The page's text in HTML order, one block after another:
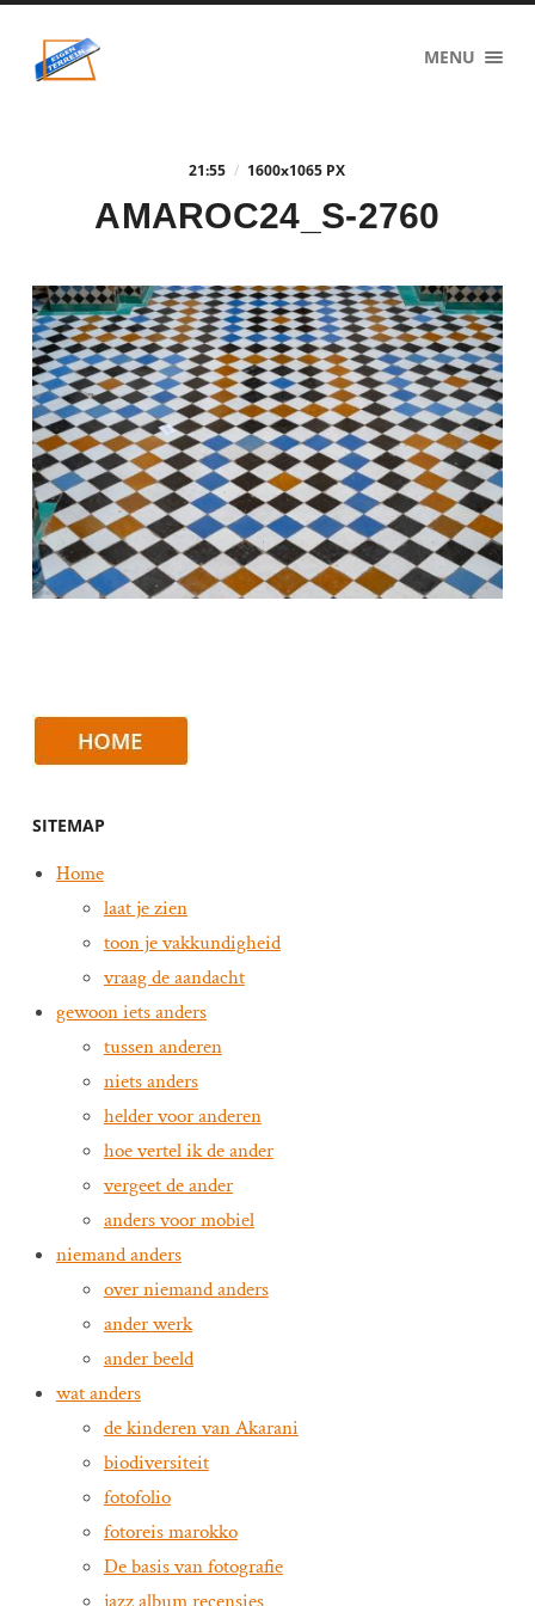
eigenzinnig
terrein
MENU
21:55 / 1600x1065 PX
AMAROC24_S-2760
SITEMAP
Home
laat je zien
toon je vakkundigheid
vraag de aandacht
gewoon iets anders
tussen anderen
niets anders
helder voor anderen
hoe vertel ik de ander
vergeet de ander
anders voor mobiel
niemand anders
over niemand anders
ander werk
ander beeld
wat anders
de kinderen van Akarani
biodiversiteit
fotofolio
fotoreis marokko
De basis van fotografie